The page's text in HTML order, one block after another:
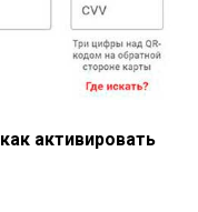
как активировать